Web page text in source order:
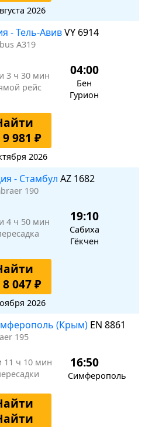
2026
- Тель-АвивVY 6914
A319
3 ч 30 мин
рейс
04:00
Бен
Гурион
981 ₽
2026
- Стамбул AZ 1682
190
4 ч 50 мин
19:10
Сабиха
Гёкчен
047 ₽
2026
(Крым) EN 8861
195
11 ч 10 мин
16:50
Симферополь